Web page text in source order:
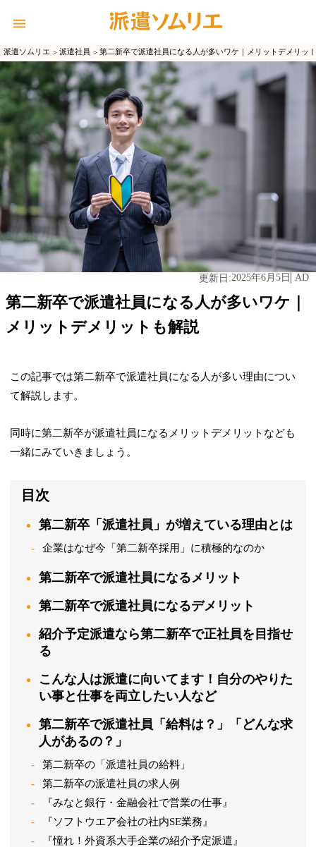
派遣ソムリエ 派遣社員 第二新卒で派遣社員になる人が多いワケ｜メリットデメリッ
更新日:2025年6月5日 AD
第二新卒で派遣社員になる人が多いワケ｜
メリットデメリットも解説
この記事では第二新卒で派遣社員になる人が多い理由につい
て解説します。
同時に第二新卒が派遣社員になるメリットデメリットなども
一緒にみていきましょう。
目次
第二新卒「派遣社員」が増えている理由とは
企業はなぜ今「第二新卒採用」に積極的なのか
第二新卒で派遣社員になるメリット
第二新卒で派遣社員になるデメリット
紹介予定派遣なら第二新卒で正社員を目指せ
る
こんな人は派遣に向いてます！自分のやりた
い事と仕事を両立したい人など
第二新卒で派遣社員「給料は？」「どんな求
人があるの？」
第二新卒の「派遣社員の給料」
第二新卒の派遣社員の求人例
『みなと銀行・金融会社で営業の仕事』
『ソフトウエア会社の社内SE業務』
『憧れ！外資系大手企業の紹介予定派遣』